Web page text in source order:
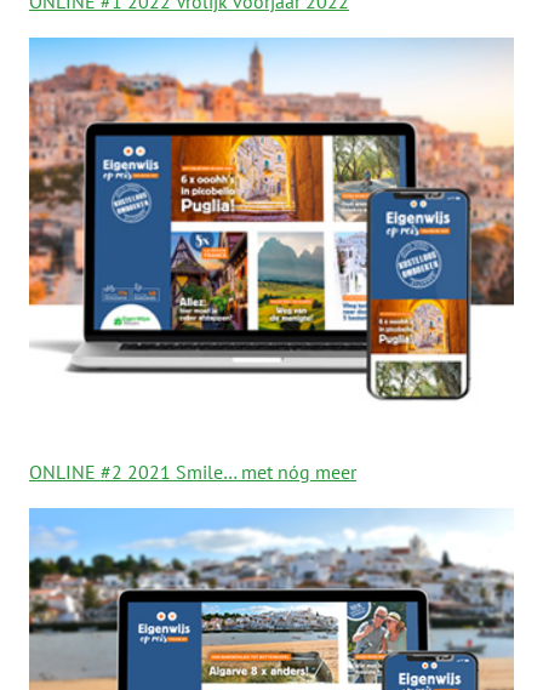
ONLINE #2 2021 Smile… met nóg meer